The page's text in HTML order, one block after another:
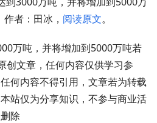
者：田冰， 阅读原文。
万吨，并将增加到5000万吨若
创文章，任何内容仅供学习参
何内容不得引用，文章若为转载
站仅为分享知识，不参与商业活
除